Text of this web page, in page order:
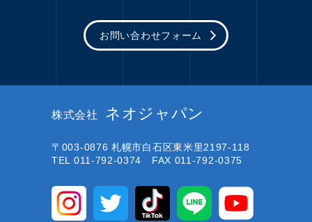
お問い合わせフォーム
株式会社 ネオジャパン
〒003-0876 札幌市白石区東米里2197-118
TEL 011-792-0374 FAX 011-792-0375